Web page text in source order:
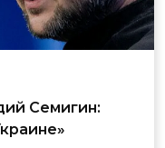
Семигин: